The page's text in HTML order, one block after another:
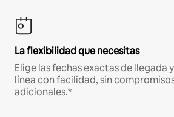
La flexibilidad que necesitas
Elige las fechas exactas de llegada
línea con facilidad, sin
adicionales.*